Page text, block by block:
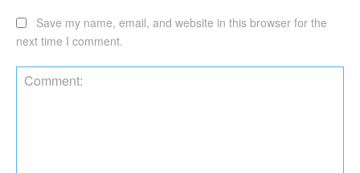
Save my name, email, and website in this browser for the
next time I comment.